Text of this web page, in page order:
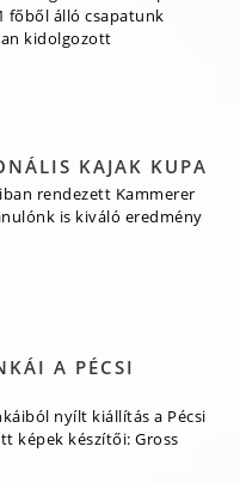
főből álló csapatunk
kidolgozott
KAJAK KUPA
rendezett Kammerer
is kiváló eredmény
A PÉCSI
nyílt kiállítás a Pécsi
képek készítői: Gross